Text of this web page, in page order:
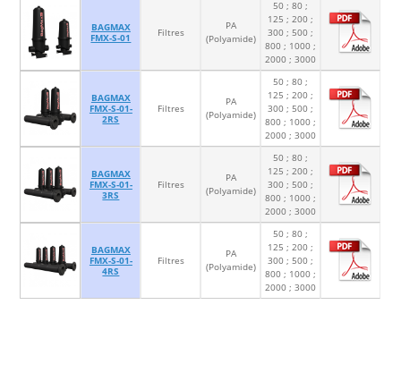
BAGMAX
FMX-S-01
Filtres
PA
(Polyamide)
50 ; 80 ;
125 ; 200 ;
300 ; 500 ;
800 ; 1000 ;
2000 ; 3000
BAGMAX
FMX-S-01-
2RS
Filtres
PA
(Polyamide)
50 ; 80 ;
125 ; 200 ;
300 ; 500 ;
800 ; 1000 ;
2000 ; 3000
BAGMAX
FMX-S-01-
3RS
Filtres
PA
(Polyamide)
50 ; 80 ;
125 ; 200 ;
300 ; 500 ;
800 ; 1000 ;
2000 ; 3000
BAGMAX
FMX-S-01-
4RS
Filtres
PA
(Polyamide)
50 ; 80 ;
125 ; 200 ;
300 ; 500 ;
800 ; 1000 ;
2000 ; 3000